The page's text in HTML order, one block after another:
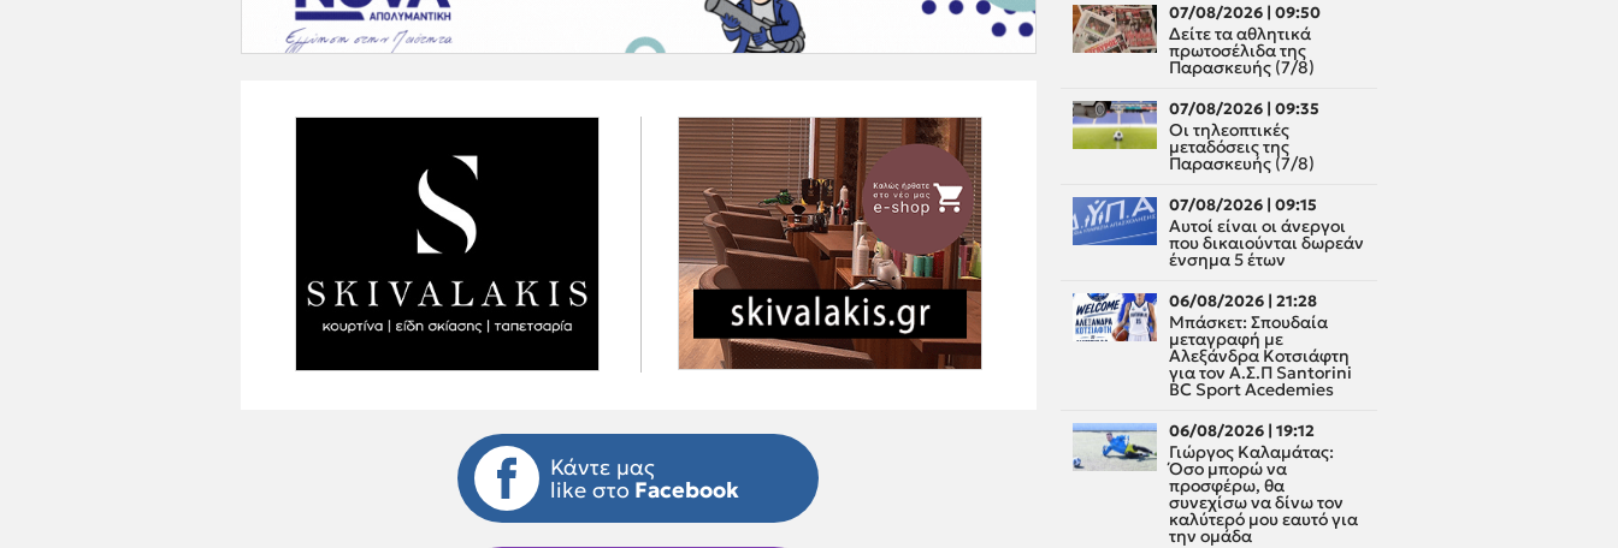
Κάντε μας
like στο Facebook
07/08/2026 | 09:50
Δείτε τα αθλητικά
πρωτοσέλιδα της
Παρασκευής (7/8)
07/08/2026 | 09:35
Οι τηλεοπτικές
μεταδόσεις της
Παρασκευής (7/8)
07/08/2026 | 09:15
Αυτοί είναι οι άνεργοι
που δικαιούνται δωρεάν
ένσημα 5 έτων
06/08/2026 | 21:28
Μπάσκετ: Σπουδαία
μεταγραφή με
Αλεξάνδρα Κοτσιάφτη
για τον A.Σ.Π Santorini
BC Sport Acedemies
06/08/2026 | 19:12
Γιώργος Καλαμάτας:
Όσο μπορώ να
προσφέρω, θα
συνεχίσω να δίνω τον
καλύτερό μου εαυτό για
την ομάδα